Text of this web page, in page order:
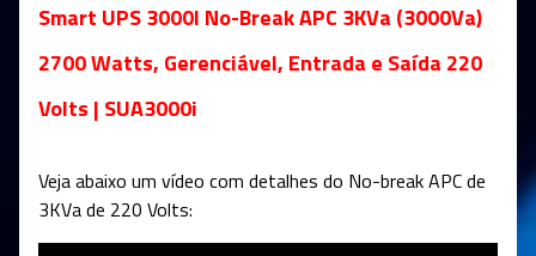
Smart UPS 3000I No-Break APC 3KVa (3000Va)
2700 Watts, Gerenciável, Entrada e Saída 220
Volts | SUA3000i
Veja abaixo um vídeo com detalhes do No-break APC de
3KVa de 220 Volts: